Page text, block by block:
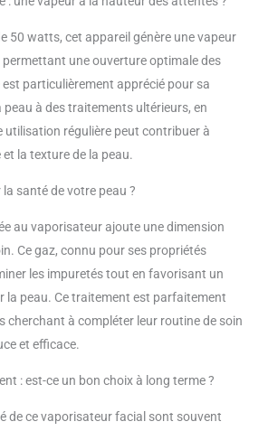
rotative : la buse du
vaporisateur facial est
répondre aux besoins de
différents angles. La
conception de buse
humanisée vous permet
faire cuire votre visage
directions. Barre
télescopique : le cadre de
extensible pour répondre
aux besoins des
personnes ayant
différentes tailles et
d'assise. Comparé à un
monture fixe, ce
50 watts, cet appareil génère une vapeur
une ouverture optimale des
est particulièrement apprécié pour sa
à des traitements ultérieurs, en
utilisation régulière peut contribuer à
la texture de la peau.
santé de votre peau ?
au vaporisateur ajoute une dimension
Ce gaz, connu pour ses propriétés
les impuretés tout en favorisant un
la peau. Ce traitement est parfaitement
cherchant à compléter leur routine de soin
et efficace.
: est-ce un bon choix à long terme ?
de ce vaporisateur facial sont souvent